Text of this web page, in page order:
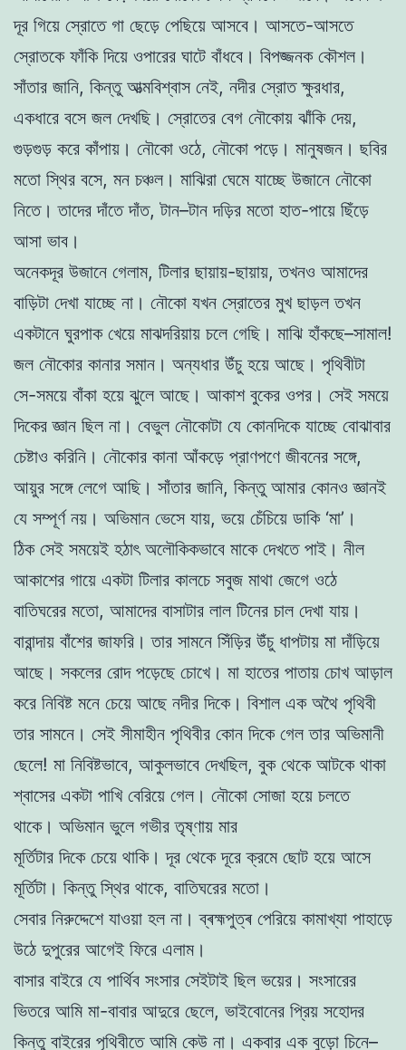
দূর গিয়ে স্রোতে গা ছেড়ে পেছিয়ে আসবে। আসতে-আসতে
স্রোতকে ফাঁকি দিয়ে ওপারের ঘাটে বাঁধবে। বিপজ্জনক কৌশল।
সাঁতার জানি, কিন্তু আত্মবিশ্বাস নেই, নদীর স্রোত ক্ষুরধার,
একধারে বসে জল দেখছি। স্রোতের বেগ নৌকোয় ঝাঁকি দেয়,
গুড়গুড় করে কাঁপায়। নৌকো ওঠে, নৌকো পড়ে। মানুষজন। ছবির
মতো স্থির বসে, মন চঞ্চল। মাঝিরা ঘেমে যাচ্ছে উজানে নৌকো
নিতে। তাদের দাঁতে দাঁত, টান–টান দড়ির মতো হাত-পায়ে ছিঁড়ে
আসা ভাব।
অনেকদূর উজানে গেলাম, টিলার ছায়ায়-ছায়ায়, তখনও আমাদের
বাড়িটা দেখা যাচ্ছে না। নৌকো যখন স্রোতের মুখ ছাড়ল তখন
একটানে ঘুরপাক খেয়ে মাঝদরিয়ায় চলে গেছি। মাঝি হাঁকছে–সামাল!
জল নৌকোর কানার সমান। অন্যধার উঁচু হয়ে আছে। পৃথিবীটা
সে-সময়ে বাঁকা হয়ে ঝুলে আছে। আকাশ বুকের ওপর। সেই সময়ে
দিকের জ্ঞান ছিল না। বেভুল নৌকোটা যে কোনদিকে যাচ্ছে বোঝাবার
চেষ্টাও করিনি। নৌকোর কানা আঁকড়ে প্রাণপণে জীবনের সঙ্গে,
আয়ুর সঙ্গে লেগে আছি। সাঁতার জানি, কিন্তু আমার কোনও জ্ঞানই
যে সম্পূর্ণ নয়। অভিমান ভেসে যায়, ভয়ে চেঁচিয়ে ডাকি ‘মা’।
ঠিক সেই সময়েই হঠাৎ অলৌকিকভাবে মাকে দেখতে পাই। নীল
আকাশের গায়ে একটা টিলার কালচে সবুজ মাথা জেগে ওঠে
বাতিঘরের মতো, আমাদের বাসাটার লাল টিনের চাল দেখা যায়।
বারান্দায় বাঁশের জাফরি। তার সামনে সিঁড়ির উঁচু ধাপটায় মা দাঁড়িয়ে
আছে। সকলের রোদ পড়েছে চোখে। মা হাতের পাতায় চোখ আড়াল
করে নিবিষ্ট মনে চেয়ে আছে নদীর দিকে। বিশাল এক অথৈ পৃথিবী
তার সামনে। সেই সীমাহীন পৃথিবীর কোন দিকে গেল তার অভিমানী
ছেলে! মা নিবিষ্টভাবে, আকুলভাবে দেখছিল, বুক থেকে আটকে থাকা
শ্বাসের একটা পাখি বেরিয়ে গেল। নৌকো সোজা হয়ে চলতে
থাকে। অভিমান ভুলে গভীর তৃষ্ণায় মার
মূর্তিটার দিকে চেয়ে থাকি। দূর থেকে দূরে ক্রমে ছোট হয়ে আসে
মূর্তিটা। কিন্তু স্থির থাকে, বাতিঘরের মতো।
সেবার নিরুদ্দেশে যাওয়া হল না। ব্ৰহ্মপুত্ৰ পেরিয়ে কামাখ্যা পাহাড়ে
উঠে দুপুরের আগেই ফিরে এলাম।
বাসার বাইরে যে পার্থিব সংসার সেইটাই ছিল ভয়ের। সংসারের
ভিতরে আমি মা-বাবার আদুরে ছেলে, ভাইবোনের প্রিয় সহোদর
কিন্তু বাইরের পৃথিবীতে আমি কেউ না। একবার এক বুড়ো চিনে–